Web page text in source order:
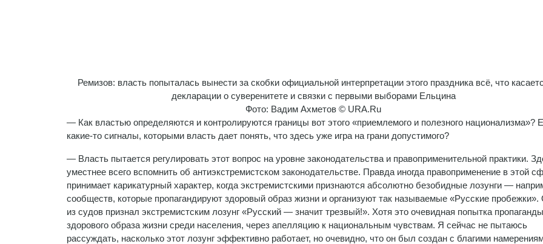
Ремизов: власть попыталась вынести за скобки официальной интерпретации этого праздника всё, что
декларации о суверенитете и связки с первыми выборами Ельцина
Фото: Вадим Ахметов © URA.Ru
— Как властью определяются и контролируются границы вот этого «приемлемого и полезного национализма»?
какие-то сигналы, которыми власть дает понять, что здесь уже игра на грани допустимого?
— Власть пытается регулировать этот вопрос на уровне законодательства и правоприменительной практики.
уместнее всего вспомнить об антиэкстремистском законодательстве. Правда иногда правоприменение в этой
принимает карикатурный характер, когда экстремистскими признаются абсолютно безобидные лозунги —
сообществ, которые пропагандируют здоровый образ жизни и организуют так называемые «Русские
из судов признал экстремистским лозунг «Русский — значит трезвый!». Хотя это очевидная попытка пропаганды
здорового образа жизни среди населения, через апелляцию к национальным чувствам. Я сейчас не пытаюсь
рассуждать, насколько этот лозунг эффективно работает, но очевидно, что он был создан с благими